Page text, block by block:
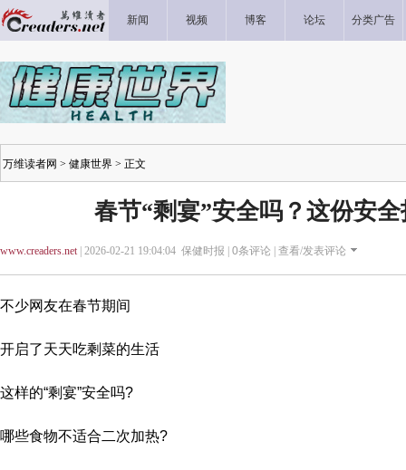
新闻 视频 博客 论坛 分类广告
万维读者网 > 健康世界 > 正文
春节“剩宴”安全吗？这份安
www.creaders.net| 2026-02-21 19:04:04 保健时报 | 0条评论 | 查看/发表评论
不少网友在春节期间
开启了天天吃剩菜的生活
这样的“剩宴”安全吗?
哪些食物不适合二次加热?